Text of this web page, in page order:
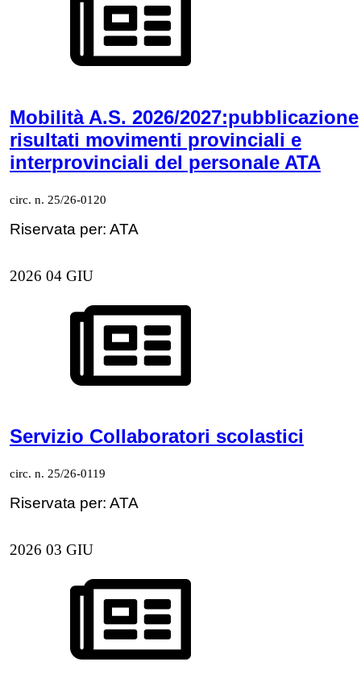
Mobilità A.S. 2026/2027:pubblicazione
risultati movimenti provinciali e
interprovinciali del personale ATA
circ. n. 25/26-0120
Riservata per: ATA
2026 04 GIU
Servizio Collaboratori scolastici
circ. n. 25/26-0119
Riservata per: ATA
2026 03 GIU